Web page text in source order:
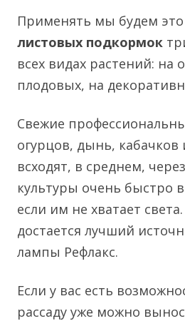
Применять мы будем
листовых подкормок
всех видах растений: на
плодовых, на
Свежие
огурцов, дынь, кабачков
всходят, в среднем,
культуры очень быстро
если им не хватает
достается лучший
лампы Рефлакс.
Если у вас есть
рассаду уже можно